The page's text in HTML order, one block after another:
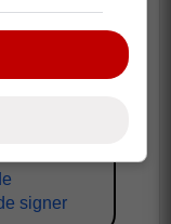
dans la
signer